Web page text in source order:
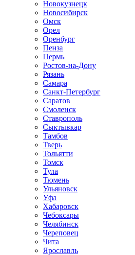
Новокузнецк
Новосибирск
Омск
Орел
Оренбург
Пенза
Пермь
Ростов-на-Дону
Рязань
Самара
Санкт-Петербург
Саратов
Смоленск
Ставрополь
Сыктывкар
Тамбов
Тверь
Тольятти
Томск
Тула
Тюмень
Ульяновск
Уфа
Хабаровск
Чебоксары
Челябинск
Череповец
Чита
Ярославль